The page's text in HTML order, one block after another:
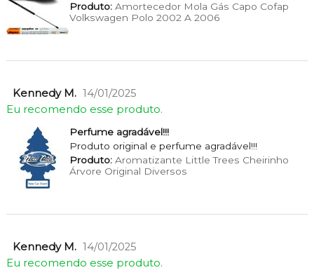
Produto:Amortecedor Mola Gás Capo Cofap
Volkswagen Polo 2002 A 2006
Kennedy M. 14/01/2025
Eu recomendo esse produto.
Perfume agradável!!!
Produto original e perfume agradável!!!
Produto:Aromatizante Little Trees Cheirinho
Árvore Original Diversos
Kennedy M. 14/01/2025
Eu recomendo esse produto.